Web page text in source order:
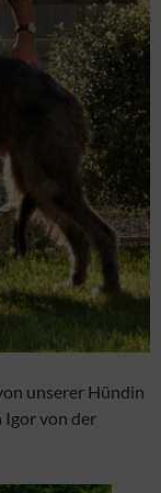
unserer Hündin
Igor von der